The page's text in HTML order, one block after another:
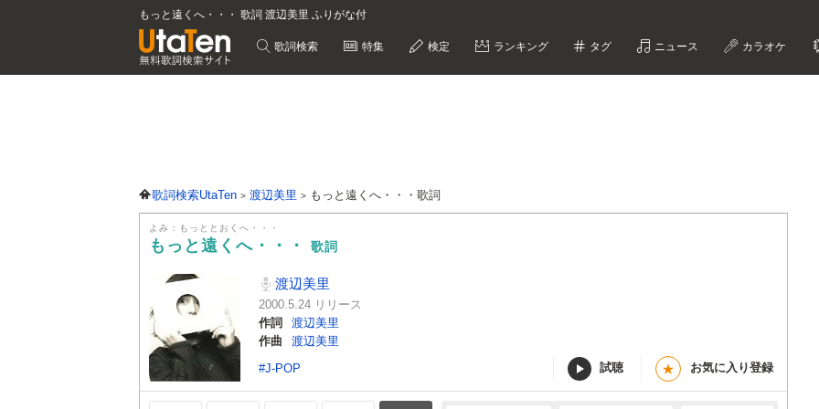
もっと遠くへ・・・ 歌詞 渡辺美里 ふりがな付
歌詞検索 特集 検定 ランキング タグ ニュース カラオケ
歌詞検索UtaTen 渡辺美里 もっと遠くへ・・・歌詞
よみ：もっととおくへ・・・
もっと遠くへ・・・ 歌詞
渡辺美里
2000.5.24 リリース
作詞
渡辺美里
作曲
渡辺美里
#J-POP
試聴 ★ お気に入り登録